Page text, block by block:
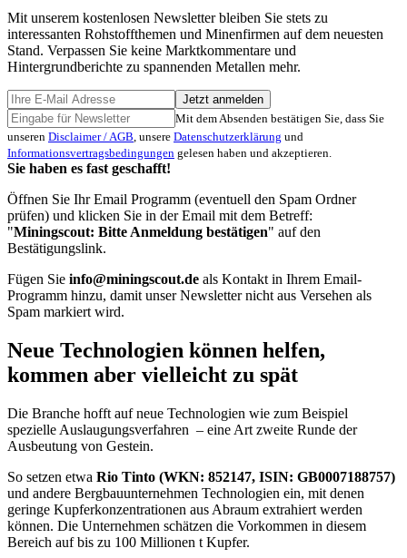
Mit unserem kostenlosen Newsletter bleiben Sie stets zu
interessanten Rohstoffthemen und Minenfirmen auf dem neuesten
Stand. Verpassen Sie keine Marktkommentare und
Hintergrundberichte zu spannenden Metallen mehr.
Jetzt anmelden
Mit dem Absenden bestätigen Sie, dass Sie
unseren Disclaimer / AGB, unsere Datenschutzerklärung und
Informationsvertragsbedingungen gelesen haben und akzeptieren.
Sie haben es fast geschafft!
Öffnen Sie Ihr Email Programm (eventuell den Spam Ordner
prüfen) und klicken Sie in der Email mit dem Betreff:
"Miningscout: Bitte Anmeldung bestätigen" auf den
Bestätigungslink.
Fügen Sie info@miningscout.de als Kontakt in Ihrem Email-
Programm hinzu, damit unser Newsletter nicht aus Versehen als
Spam markiert wird.
Neue Technologien können helfen,
kommen aber vielleicht zu spät
Die Branche hofft auf neue Technologien wie zum Beispiel
spezielle Auslaugungsverfahren – eine Art zweite Runde der
Ausbeutung von Gestein.
So setzen etwa Rio Tinto (WKN: 852147, ISIN: GB0007188757)
und andere Bergbauunternehmen Technologien ein, mit denen
geringe Kupferkonzentrationen aus Abraum extrahiert werden
können. Die Unternehmen schätzen die Vorkommen in diesem
Bereich auf bis zu 100 Millionen t Kupfer.